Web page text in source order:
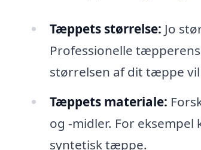
Tæppets størrelse: Jo
Professionelle
størrelsen af dit tæppe
Tæppets materiale:
og -midler. For
syntetisk tæppe.